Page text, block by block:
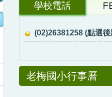
學校電話
(02)26381258 (點選
老梅國小行事曆